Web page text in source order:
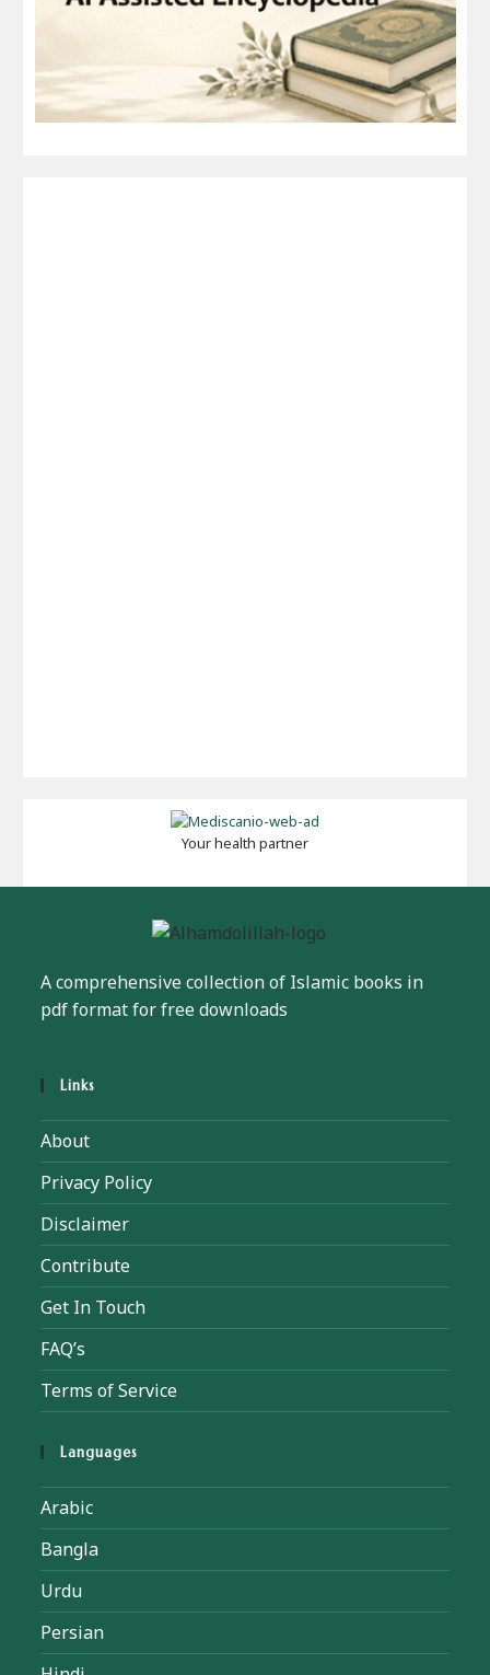
Your health partner
A comprehensive collection of Islamic books in
pdf format for free downloads
Links
About
Privacy Policy
Disclaimer
Contribute
Get In Touch
FAQ’s
Terms of Service
Languages
Arabic
Bangla
Urdu
Persian